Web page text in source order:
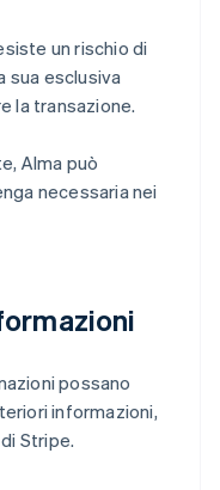
un rischio di
sua esclusiva
la transazione.
Alma può
necessaria nei
possano
informazioni,
Stripe.